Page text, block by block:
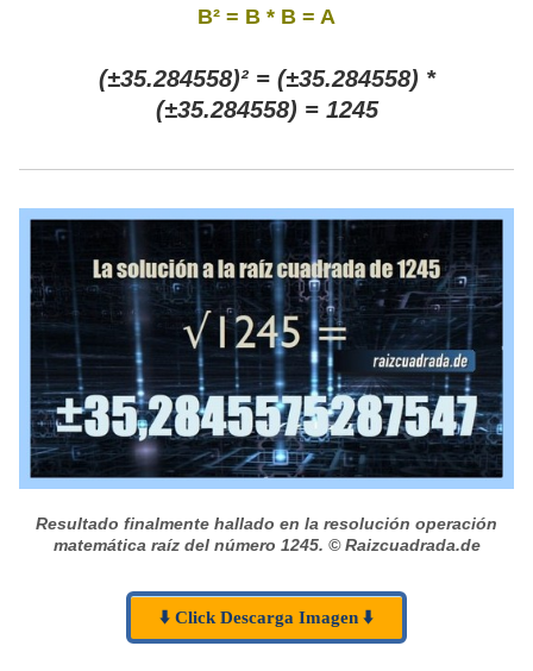
B² = B * B = A
(±35.284558)² = (±35.284558) *
(±35.284558) = 1245
Resultado finalmente hallado en la resolución operación
matemática raíz del número 1245. © Raizcuadrada.de
⬇️ Click Descarga Imagen ⬇️